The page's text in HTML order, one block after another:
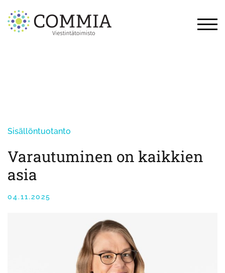
content
Sisällöntuotanto
Varautuminen on kaikkien
asia
04.11.2025